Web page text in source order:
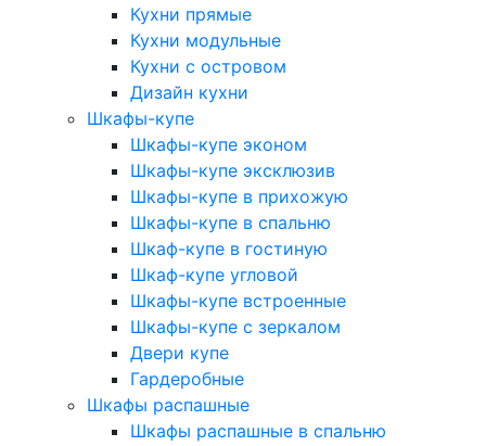
Кухни прямые
Кухни модульные
Кухни с островом
Дизайн кухни
Шкафы-купе
Шкафы-купе эконом
Шкафы-купе эксклюзив
Шкафы-купе в прихожую
Шкафы-купе в спальню
Шкаф-купе в гостиную
Шкаф-купе угловой
Шкафы-купе встроенные
Шкафы-купе с зеркалом
Двери купе
Гардеробные
Шкафы распашные
Шкафы распашные в спальню